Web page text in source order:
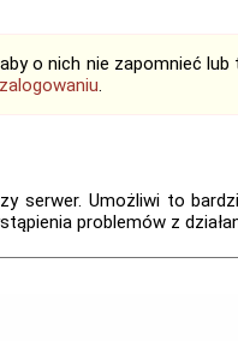
o nich nie zapomnieć
zalogowaniu.
serwer. Umożliwi to
problemów z